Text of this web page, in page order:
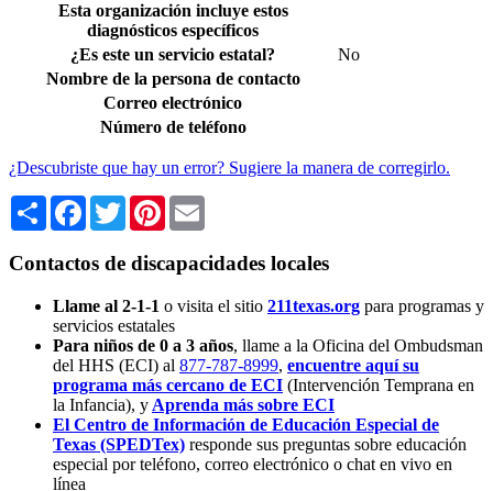
Esta organización incluye estos
diagnósticos específicos
¿Es este un servicio estatal?
No
Nombre de la persona de contacto
Correo electrónico
Número de teléfono
¿Descubriste que hay un error? Sugiere la manera de corregirlo.
Share Facebook
TwitterPinterest
Contactos de discapacidades locales
Llame al 2-1-1 o visita el sitio 211texas.org para programas y
servicios estatales
Para niños de 0 a 3 años, llame a la Oficina del Ombudsman
del HHS (ECI) al 877-787-8999, encuentre aquí su
programa más cercano de ECI (Intervención Temprana en
la Infancia), y Aprenda más sobre ECI
El Centro de Información de Educación Especial de
Texas (SPEDTex) responde sus preguntas sobre educación
especial por teléfono, correo electrónico o chat en vivo en
línea